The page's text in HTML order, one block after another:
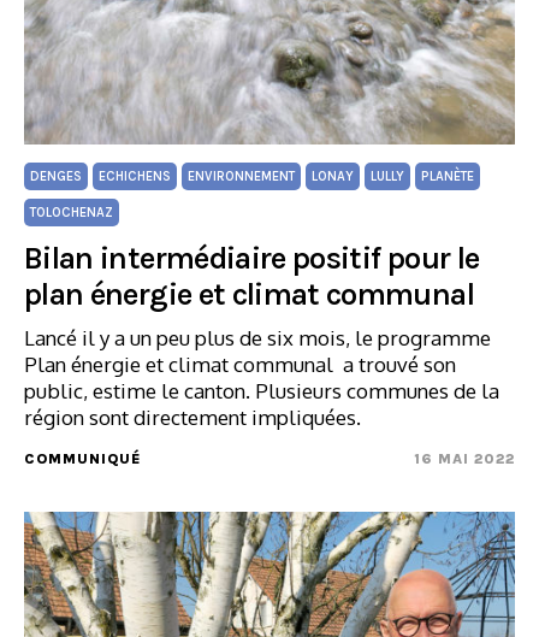
DENGES ECHICHENS ENVIRONNEMENT LONAY LULLY PLANÈTE
TOLOCHENAZ
Bilan intermédiaire positif pour le
plan énergie et climat communal
Lancé il y a un peu plus de six mois, le programme
Plan énergie et climat communal a trouvé son
public, estime le canton. Plusieurs communes de la
région sont directement impliquées.
COMMUNIQUÉ 16 MAI 2022